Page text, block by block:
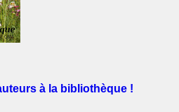
à la bibliothèque !